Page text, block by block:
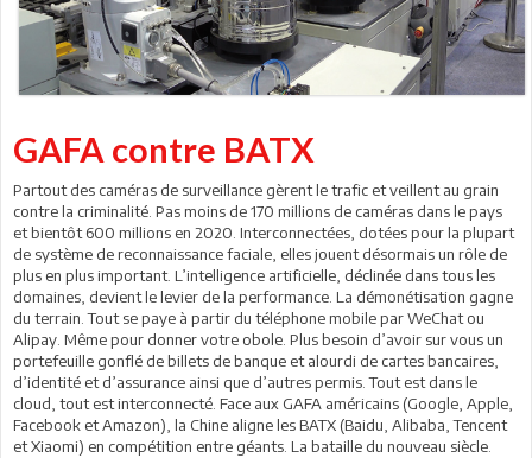
GAFA contre BATX
Partout des caméras de surveillance gèrent le trafic et veillent au grain
contre la criminalité. Pas moins de 170 millions de caméras dans le pays
et bientôt 600 millions en 2020. Interconnectées, dotées pour la plupart
de système de reconnaissance faciale, elles jouent désormais un rôle de
plus en plus important. L’intelligence artificielle, déclinée dans tous les
domaines, devient le levier de la performance. La démonétisation gagne
du terrain. Tout se paye à partir du téléphone mobile par WeChat ou
Alipay. Même pour donner votre obole. Plus besoin d’avoir sur vous un
portefeuille gonflé de billets de banque et alourdi de cartes bancaires,
d’identité et d’assurance ainsi que d’autres permis. Tout est dans le
cloud, tout est interconnecté. Face aux GAFA américains (Google, Apple,
Facebook et Amazon), la Chine aligne les BATX (Baidu, Alibaba, Tencent
et Xiaomi) en compétition entre géants. La bataille du nouveau siècle.